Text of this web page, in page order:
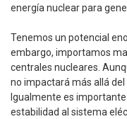
energía nuclear para
Tenemos un potencial
embargo, importamos
centrales nucleares.
no impactará más allá
Igualmente es
estabilidad al sistema